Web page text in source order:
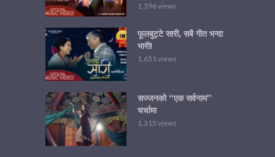
1,396 views
फूलबुट्टे सारी, सबै गीत भन्दा
भारी!
1,651 views
सज्जनको “एक सर्वनाम”
चर्चामा
1,315 views